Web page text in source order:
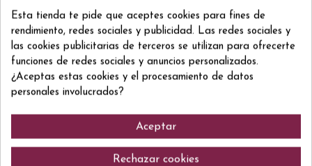
Añada/Anyada 2020
Grado/Grau 15,5% VOL.
8437005360013
Comentarios (0)
Esta tienda te pide que aceptes cookies para fines de
rendimiento, redes sociales y publicidad. Las redes sociales y
las cookies publicitarias de terceros se utilizan para ofrecerte
funciones de redes sociales y anuncios personalizados.
¿Aceptas estas cookies y el procesamiento de datos
personales involucrados?
Aceptar
Rechazar cookies